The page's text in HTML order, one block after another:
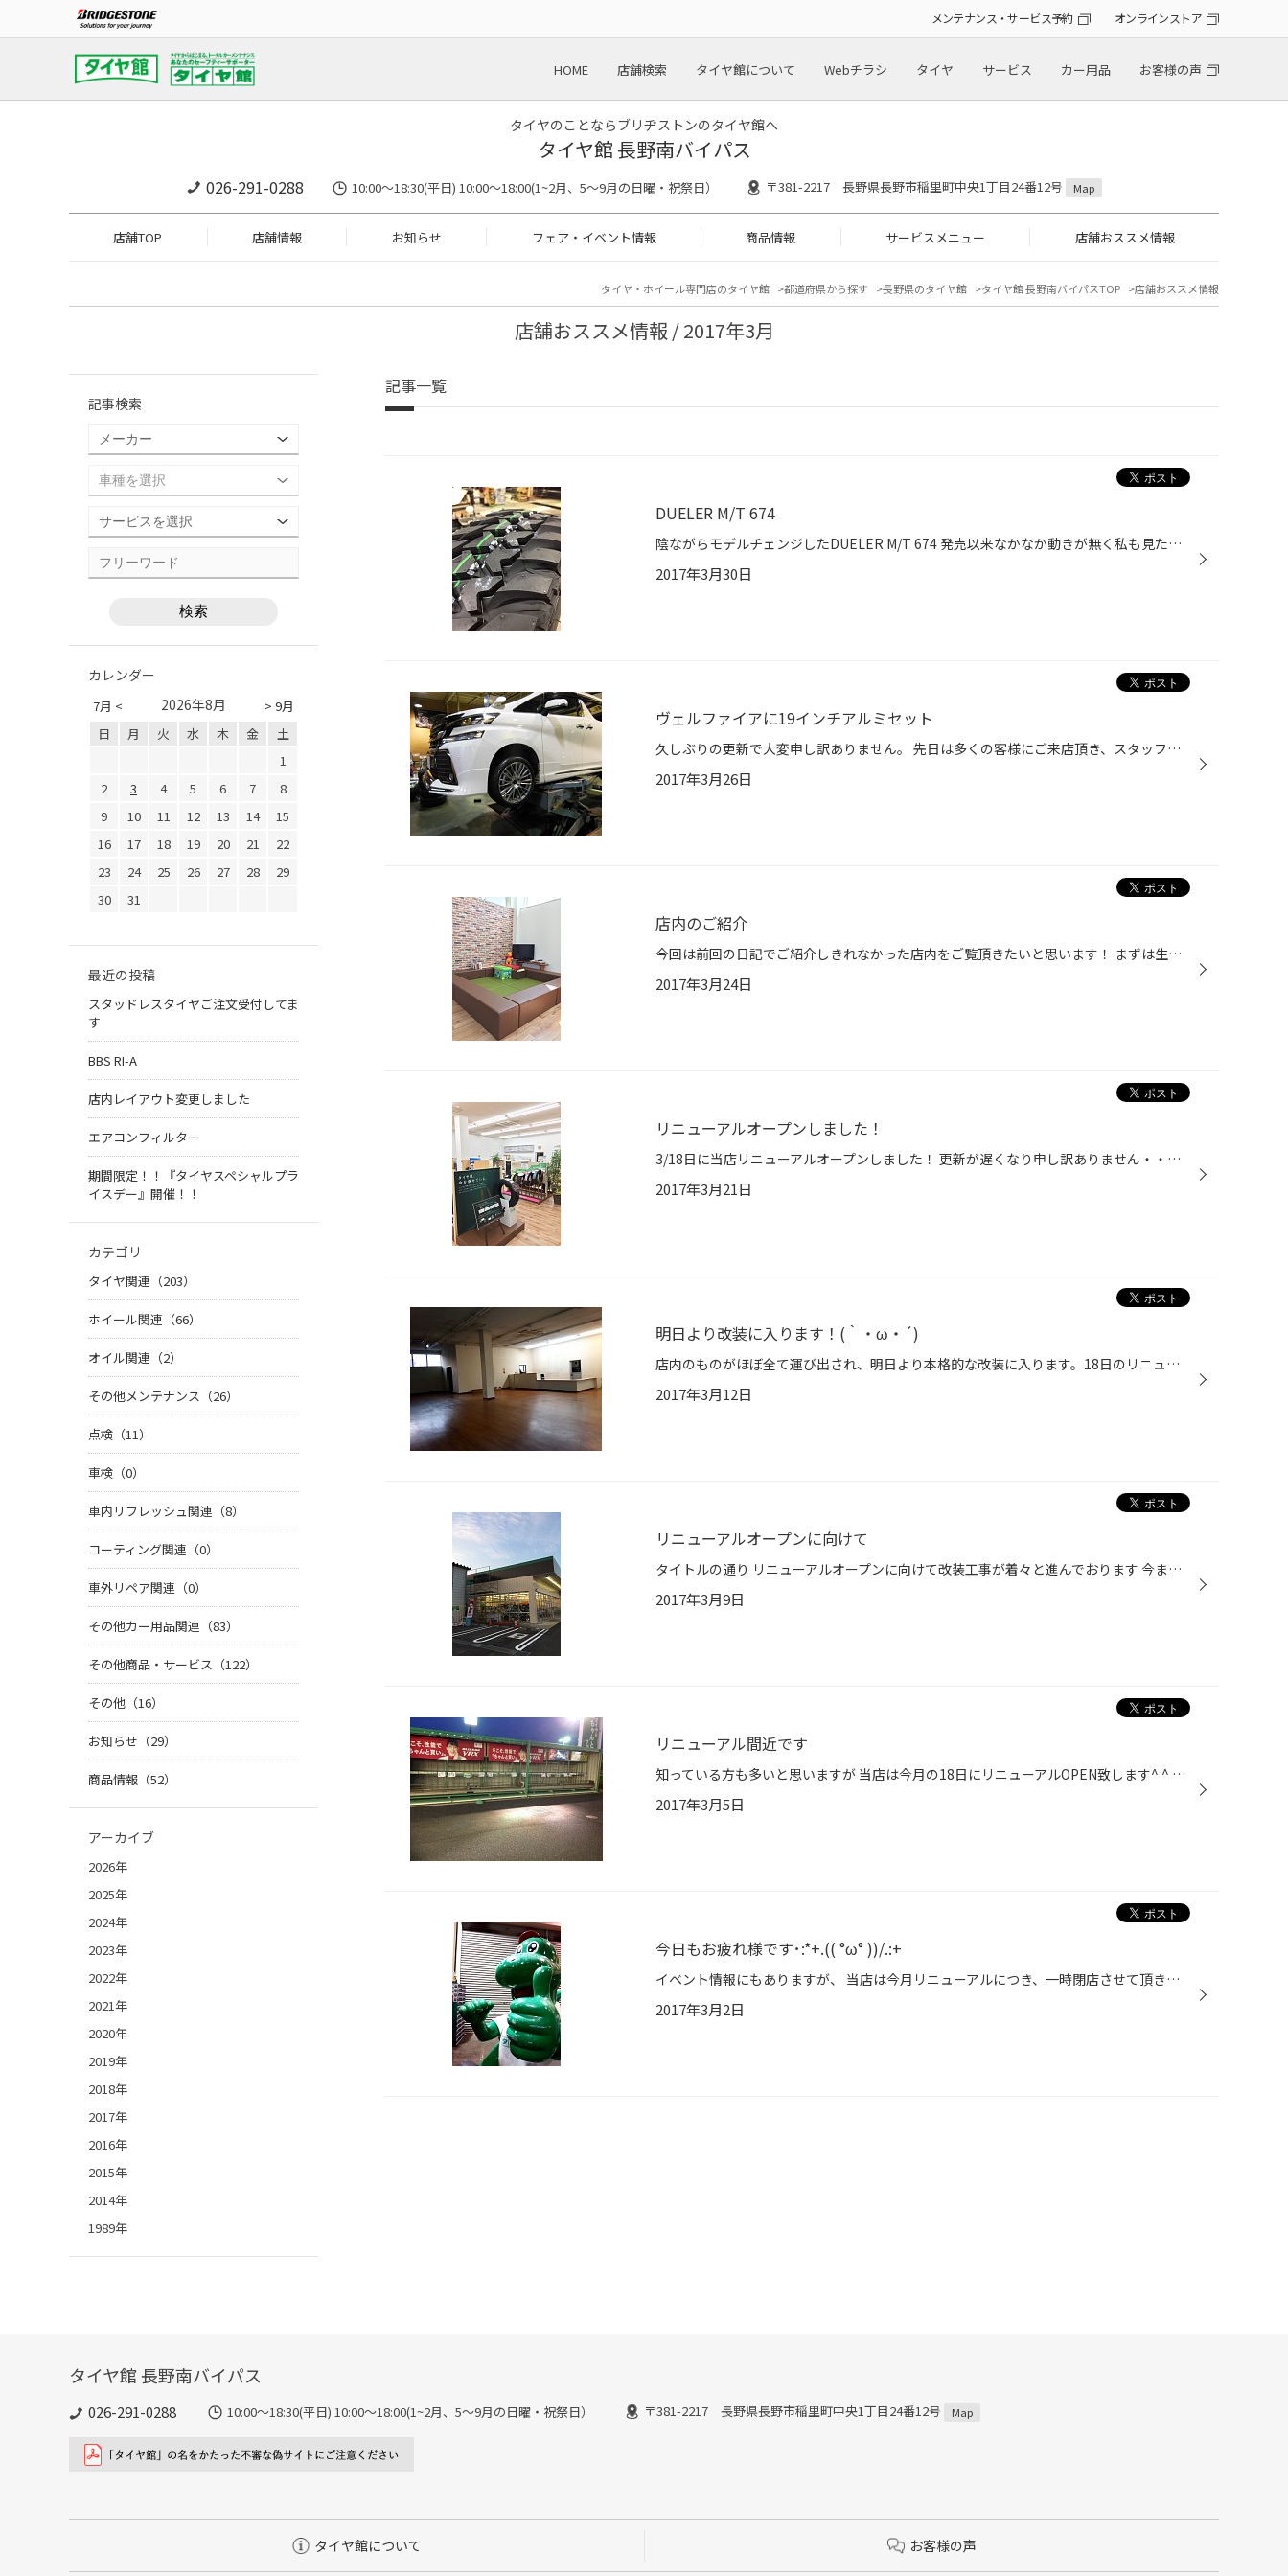
メンテナンス・サービス予約 オンラインストア
HOME 店舗検索 タイヤ館について Webチラシ タイヤ サービス カー用品 お客様の声
タイヤのことならブリヂストンのタイヤ館へ
タイヤ館 長野南バイパス
026-291-0288 10:00～18:30(平日) 10:00～18:00(1~2月、5～9月の日曜・祝祭日） 〒381-2217 長野県長野市稲里町中央1丁目24番12号 Map
店舗TOP 店舗情報 お知らせ フェア・イベント情報 商品情報 サービスメニュー 店舗おススメ情報
タイヤ・ホイール専門店のタイヤ館 都道府県から探す 長野県のタイヤ館 タイヤ館 長野南バイパスTOP 店舗おススメ情報
店舗おススメ情報 / 2017年3月
記事一覧
DUELER M/T 674
陰ながらモデルチェンジしたDUELER M/T 674 発売以来なかなか動きが無く私も見たことがありませんでした・・・ ですが、今週ご注文を頂きようやく目にすることが出来ました！ オフロード感満載！そして近未来的なブロックがカッコイイ！ 見てるだけでなんだかワクワクしてきますね☆ 装着できる車種...
2017年3月30日
ヴェルファイアに19インチアルミセット
久しぶりの更新で大変申し訳ありません。 先日は多くの客様にご来店頂き、スタッフ一同、感謝申し上げます。 本日はリニューアルイベントにてご成約頂きましたヴェルファイアに、 19インチのOZレーシング ファボーレとレグノGRVⅡを取付けさせて頂きました。 実はよく見て頂くとナットも色が違うんで...
2017年3月26日
店内のご紹介
今回は前回の日記でご紹介しきれなかった店内をご覧頂きたいと思います！ まずは生まれ変わったキッズコーナー 新しいマットに変わりＤＶＤも楽しめるようになりました！ そしてキッズコーナーの隣にはベビールームも完備しております！ お子様と一緒に安心してご来店頂けます☆ ここまではより快適...
2017年3月24日
リニューアルオープンしました！
3/18日に当店リニューアルオープンしました！ 更新が遅くなり申し訳ありません・・・ あっという間の連休3日間となり連日三桁を超えるお客様にご来店頂きとても賑やかでした！ ご来店頂いた皆さまありがとうございました☆ お店の中も今までとは大きく印象が変わり過ごしやすく 商品も選びやすいレイ...
2017年3月21日
明日より改装に入ります！(｀・ω・´)
店内のものがほぼ全て運び出され、明日より本格的な改装に入ります。18日のリニューアルまで、暫しお待ちくださいm(｡v_v｡)m がらんとした店内&hellip; めったに見れない光景ですね(￣▽￣;) リニューアル後の店内をお楽しみに☆
2017年3月12日
リニューアルオープンに向けて
タイトルの通り リニューアルオープンに向けて改装工事が着々と進んでおります 今までの緑と赤のイメージカラーから 緑と茶色の新しいイメージカラーへ進化しております！ そして、看板も新しいデザインに☆ 手前が旧デザイン、店舗側が新デザインの看板です 来週からは店内の改装工事が始まります ...
2017年3月9日
リニューアル間近です
知っている方も多いと思いますが 当店は今月の18日にリニューアルOPEN致します^ ^ リニューアルに伴ってただいまいたる所で工事させていただいております ご来店されたお客様には 大変ご迷惑をおかけして申し訳ございませんm(_ _)m 皆様の期待に応えられるように お店づくりしていきますのでご期待...
2017年3月5日
今日もお疲れ様です･:*+.(( °ω° ))/.:+
イベント情報にもありますが、 当店は今月リニューアルにつき、一時閉店させて頂きます。 ノーマルタイヤのお下見でご来店の方もたくさんいらっしゃると思いますが、何卒ご理解の程お願い申し上げます。 さて、当店の店先でお客様を出迎えている カンタくんも、リニューアルにつきお別れとなります...
2017年3月2日
記事検索
カレンダー
7月 < > 9月
2026年8月
日 月 火 水 木 金
土
1
2
3 4 5 6 7
8
9
10 11 12 13 14
15
16
17 18 19 20 21
22
23
24 25 26 27 28
29
30
31
最近の投稿
スタッドレスタイヤご注文受付してま
す
BBS RI-A
店内レイアウト変更しました
エアコンフィルター
期間限定！！『タイヤスペシャルプラ
イスデー』開催！！
カテゴリ
タイヤ関連（203）
ホイール関連（66）
オイル関連（2）
その他メンテナンス（26）
点検（11）
車検（0）
車内リフレッシュ関連（8）
コーティング関連（0）
車外リペア関連（0）
その他カー用品関連（83）
その他商品・サービス（122）
その他（16）
お知らせ（29）
商品情報（52）
アーカイブ
2026年
2025年
2024年
2023年
2022年
2021年
2020年
2019年
2018年
2017年
2016年
2015年
2014年
1989年
タイヤ館 長野南バイパス
026-291-0288 10:00～18:30(平日) 10:00～18:00(1~2月、5～9月の日曜・祝祭日） 〒381-2217 長野県長野市稲里町中央1丁目24番12号 Map
タイヤ館について お客様の声